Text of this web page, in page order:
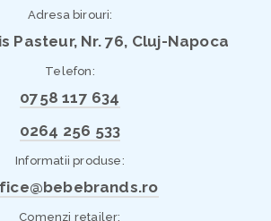
Adresa birouri:
Pasteur, Nr. 76, Cluj-Napoca
Telefon:
0758 117 634
0264 256 533
Informatii produse:
Comenzi retailer: